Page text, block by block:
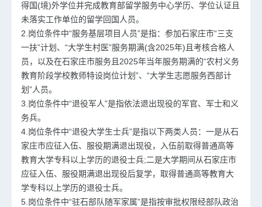
得国(境)外学位并完成教育部留学服务中心学历、学位认证且
未落实工作单位的留学回国人员。
2.岗位条件中“服务基层项目人员”是指：参加石家庄市“三支
一扶”计划、“大学生村医”服务期满(含2025年)且考核合格人
员，以及在石家庄市服务且2025年当年服务期满的“农村义务
教育阶段学校教师特设岗位计划”、“大学生志愿服务西部计
划”人员。
3.岗位条件中“退役军人”是指依法退出现役的军官、军士和义
务兵。
4.岗位条件中“退役大学生士兵”是指以下两类人员：一是从石
家庄市应征入伍、服役期满退出现役，入伍前取得普通高等
教育大学专科以上学历的退役士兵;二是大学期间从石家庄市
应征入伍、服役期满退出现役后复学，取得普通高等教育大
学专科以上学历的退役士兵。
5.岗位条件中“驻石部队随军家属”是指按审批权限经部队政治